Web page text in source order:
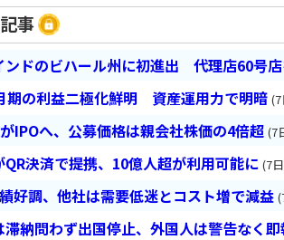
事
ンドのビハール州に初進出 代理店60号
期の利益二極化鮮明 資産運用力で明暗 (7
IPOへ、公募価格は親会社株価の4倍超 (7
決済で提携、10億人超が利用可能に (7
好調、他社は需要低迷とコスト増で減益
納問わず出国停止、外国人は警告なく